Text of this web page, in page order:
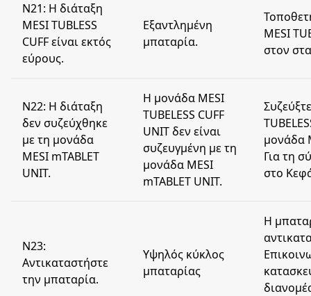
N21: Η διάταξη
MESI TUBLESS
CUFF είναι εκτός
εύρους.
Εξαντλημένη
μπαταρία.
MESI
στον
N22: Η διάταξη
δεν συζεύχθηκε
με τη μονάδα
MESI mTABLET
UNIT.
Η μονάδα MESI
TUBELESS CUFF
UNIT δεν είναι
συζευγμένη με τη
μονάδα MESI
mTABLET UNIT.
μονάδα
Για τη
στο
N23:
Αντικαταστήστε
την μπαταρία.
Υψηλός κύκλος
μπαταρίας
Η